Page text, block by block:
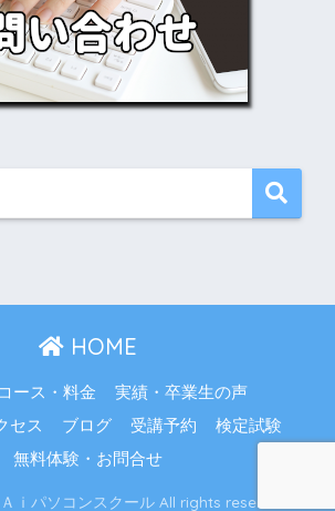
HOME
コース・料金
実績・卒業生の声
セス
ブログ 受講予約
検定試験
無料体験・お問合せ
ｉパソコンスクール All rights reserved.